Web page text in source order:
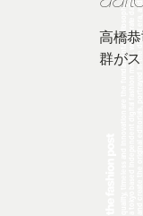
quality, timeless and innovation are the fundamental philosophy of the fashion post,and create the original editorials,
高橋
群が